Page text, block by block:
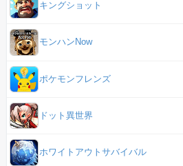
キングショット
モンハンNow
ポケモンフレンズ
ドット異世界
ホワイトアウトサバイバル